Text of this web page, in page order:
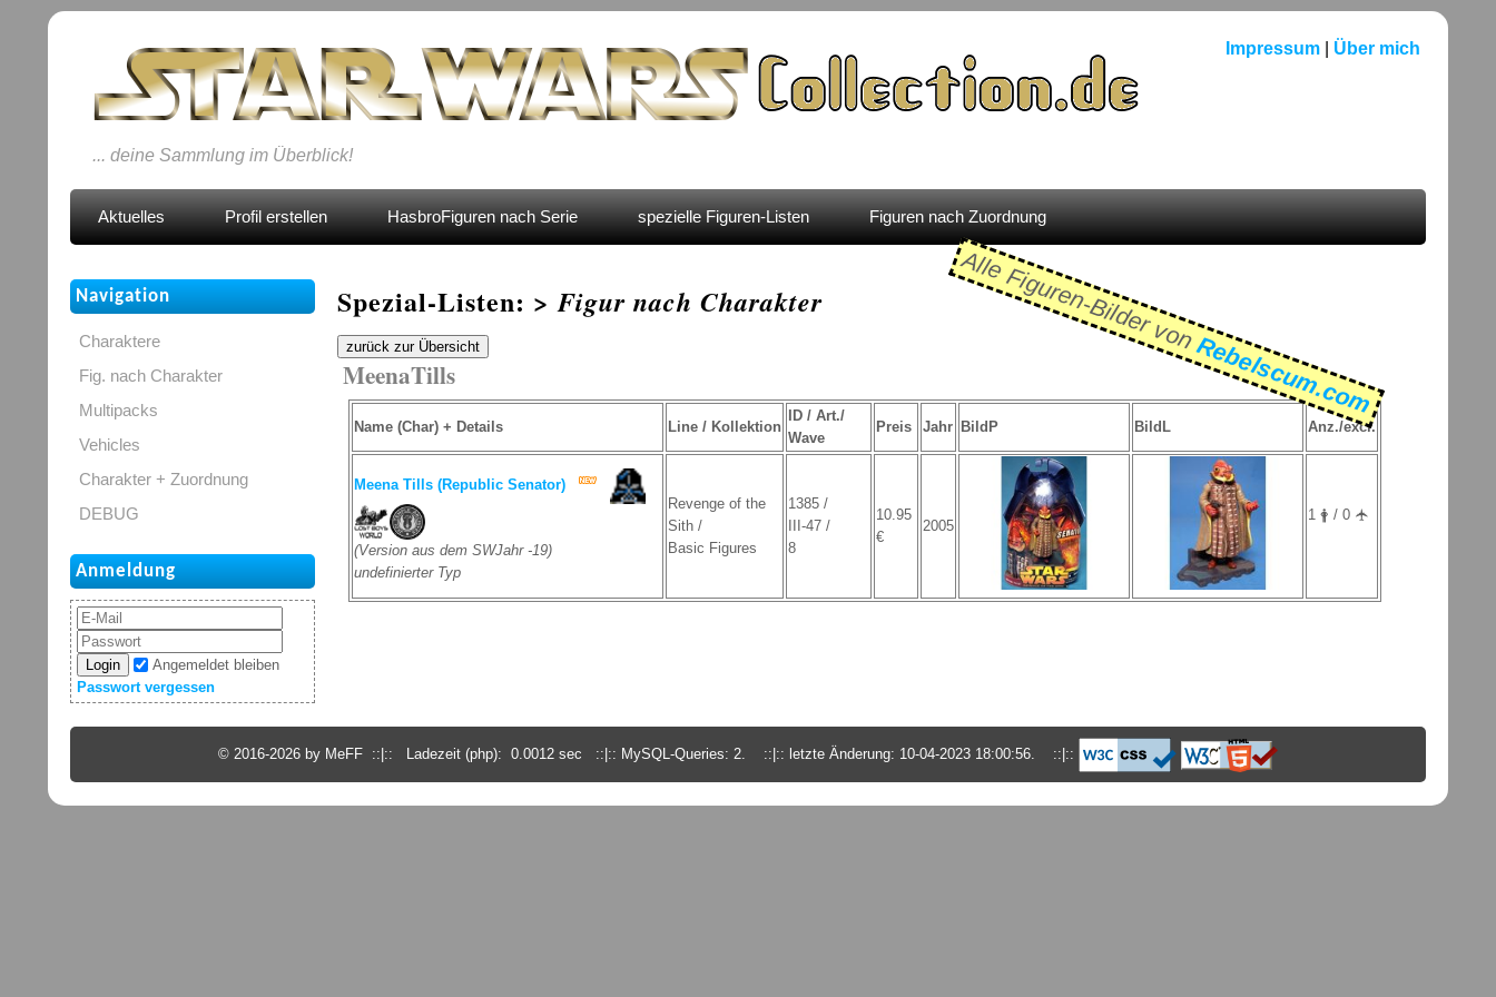
Impressum| Über mich
... deine Sammlung im Überblick!
Aktuelles Profil erstellen HasbroFiguren nach Serie spezielle Figuren-Listen Figuren nach Zuordnung
Navigation
Charaktere
Fig. nach Charakter
Multipacks
Vehicles
Charakter + Zuordnung
DEBUG
Anmeldung
Login
Angemeldet bleiben
Passwort vergessen
Spezial-Listen: >Figur nach Charakter Alle Figuren-Bilder von
Rebelscum.com
zurück zur Übersicht
MeenaTills
Name (Char) + Details Line / Kollektion
ID / Art./
Wave
Preis Jahr BildP BildL Anz./excl.
Meena Tills (Republic Senator)
(Version aus dem SWJahr -19)
undefinierter Typ
Revenge of the
Sith /
Basic Figures
1385 /
III-47 /
8
10.95
€
2005
1 🛉 / 0 🛧
© 2016-2026 by MeFF ::|:: Ladezeit (php): 0.0012 sec ::|:: MySQL-Queries: 2. ::|:: letzte Änderung: 10-04-2023 18:00:56. ::|::